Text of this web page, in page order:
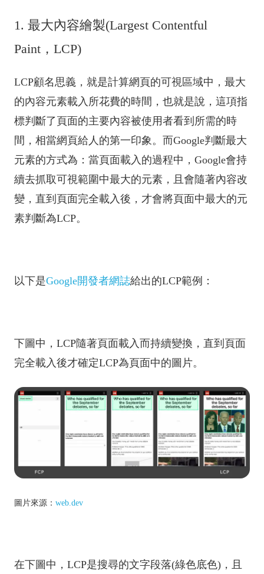
1. 最大內容繪製(Largest Contentful
Paint，LCP)
LCP顧名思義，就是計算網頁的可視區域中，最大
的內容元素載入所花費的時間，也就是說，這項指
標判斷了頁面的主要內容被使用者看到所需的時
間，相當網頁給人的第一印象。而Google判斷最大
元素的方式為：當頁面載入的過程中，Google會持
續去抓取可視範圍中最大的元素，且會隨著內容改
變，直到頁面完全載入後，才會將頁面中最大的元
素判斷為LCP。
以下是Google開發者網誌給出的LCP範例：
下圖中，LCP隨著頁面載入而持續變換，直到頁面
完全載入後才確定LCP為頁面中的圖片。
圖片來源： web.dev
在下圖中，LCP是搜尋的文字段落(綠色底色)，且